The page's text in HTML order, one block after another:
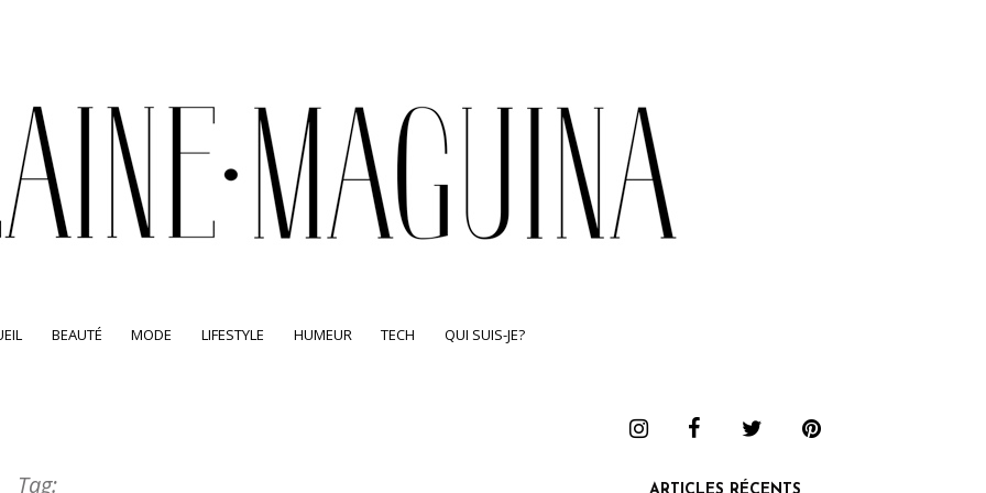
BEAUTÉ MODE LIFESTYLE HUMEUR TECH QUI SUIS-JE?
Tag: